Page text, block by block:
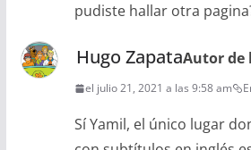
pudiste hallar otra
Hugo ZapataAutor de
el julio 21, 2021 a las 9:58 am
Sí Yamil, el único lugar